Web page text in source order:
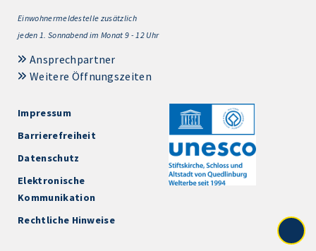
Einwohnermeldestelle zusätzlich
jeden 1. Sonnabend im Monat 9 - 12 Uhr
Ansprechpartner
Weitere Öffnungszeiten
Impressum
Barrierefreiheit
Datenschutz
Elektronische
Kommunikation
Rechtliche Hinweise